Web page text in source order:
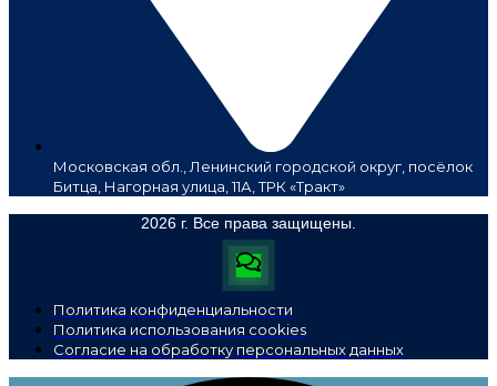
Московская обл., Ленинский городской округ, посёлок
Битца, Нагорная улица, 11А, ТРК «Тракт»
2026 г. Все права защищены.
Политика конфиденциальности
Политика использования cookies
Согласие на обработку персональных данных